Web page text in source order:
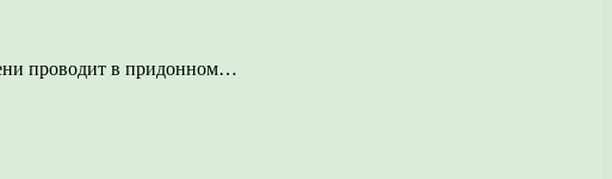
проводит в придонном…